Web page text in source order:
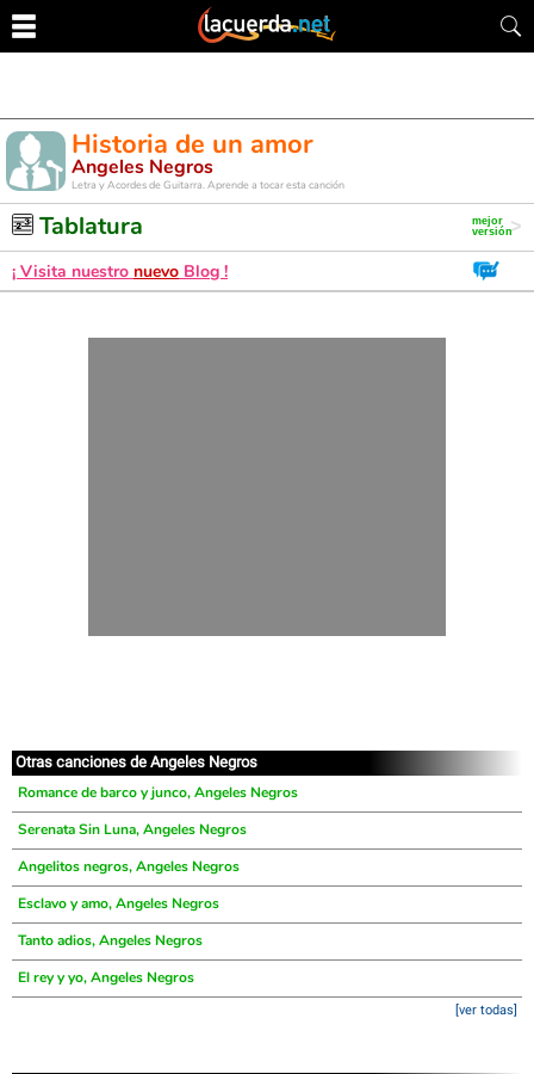
Historia de un amor
Angeles Negros
Letra y Acordes de Guitarra. Aprende a tocar esta canción
Tablatura
¡ Visita nuestro nuevo Blog !
Otras canciones de Angeles Negros
Romance de barco y junco, Angeles Negros
Serenata Sin Luna, Angeles Negros
Angelitos negros, Angeles Negros
Esclavo y amo, Angeles Negros
Tanto adios, Angeles Negros
El rey y yo, Angeles Negros
[ver todas]